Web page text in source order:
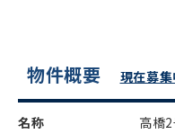
物件概要 現在募
名称 高橋